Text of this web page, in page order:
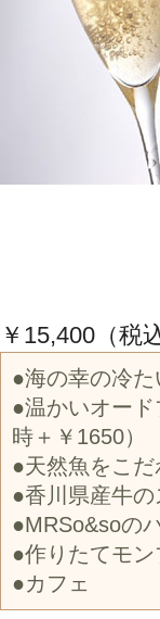
￥15,400（税
●海の幸の冷
●温かいオー
時＋￥1650）
●天然魚をこ
●香川県産牛
●MRSo&soの
●作りたてモン
●カフェ